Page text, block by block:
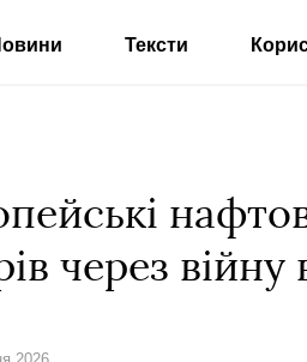
Тексти
через війну